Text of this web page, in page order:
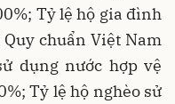
Tỷ lệ hộ gia đình
chuẩn Việt Nam
dụng nước hợp vệ
Tỷ lệ hộ nghèo sử